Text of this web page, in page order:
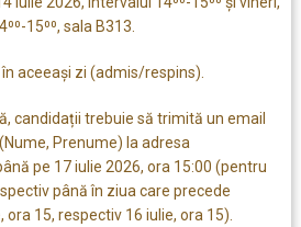
15⁰⁰, sala B313.
aceeași zi (admis/respins).
candidații trebuie să trimită un email
Prenume) la adresa
pe 17 iulie 2026, ora 15:00 (pentru
până în ziua care precede
15, respectiv 16 iulie, ora 15).